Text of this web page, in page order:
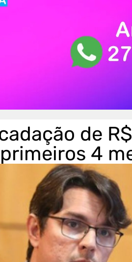
de
4